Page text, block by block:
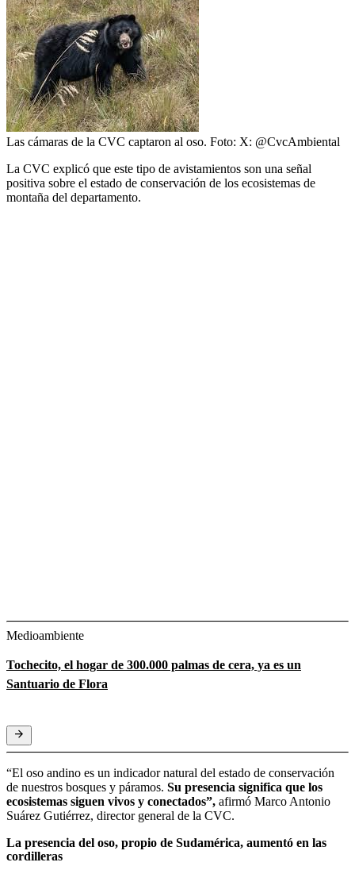
Las cámaras de la CVC captaron al oso. Foto: X: @CvcAmbiental
La CVC explicó que este tipo de avistamientos son una señal
positiva sobre el estado de conservación de los ecosistemas de
montaña del departamento.
Medioambiente
Tochecito, el hogar de 300.000 palmas de cera, ya es un
Santuario de Flora
“El oso andino es un indicador natural del estado de conservación
de nuestros bosques y páramos. Su presencia significa que los
ecosistemas siguen vivos y conectados”, afirmó Marco Antonio
Suárez Gutiérrez, director general de la CVC.
La presencia del oso, propio de Sudamérica, aumentó en las
cordilleras